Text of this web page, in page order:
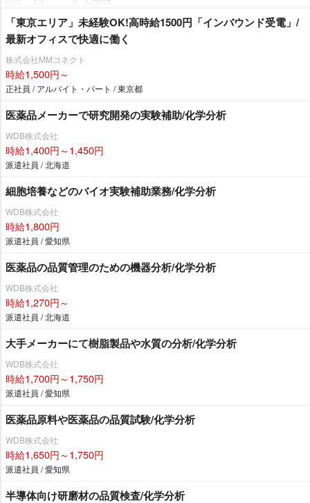
「東京エリア」未経験OK!高時給1500円「インバウンド受電」/
最新オフィスで快適に働く
株式会社MMコネクト
時給1,500円～
正社員 / アルバイト・パート / 東京都
医薬品メーカーで研究開発の実験補助/化学分析
WDB株式会社
時給1,400円～1,450円
派遣社員 / 北海道
細胞培養などのバイオ実験補助業務/化学分析
WDB株式会社
時給1,800円
派遣社員 / 愛知県
医薬品の品質管理のための機器分析/化学分析
WDB株式会社
時給1,270円～
派遣社員 / 北海道
大手メーカーにて樹脂製品や水質の分析/化学分析
WDB株式会社
時給1,700円～1,750円
派遣社員 / 愛知県
医薬品原料や医薬品の品質試験/化学分析
WDB株式会社
時給1,650円～1,750円
派遣社員 / 愛知県
半導体向け研磨材の品質検査/化学分析